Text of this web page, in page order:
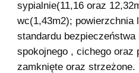
sypialnie(11,16 oraz
wc(1,43m2); powierzchnia
standardu
spokojnego , cichego oraz
zamknięte oraz strzeżone.